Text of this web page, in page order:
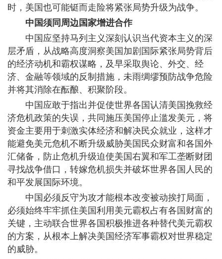
时，美国也可能铤而走险将紧张局势升级为战争。
中国须同周边国家增进合作
中国应坚持马列主义深刻认识当代资本主义的深
层矛盾，从战略高度洞察美国加剧国际紧张局势背后
的经济动机和霸权谋略，及早采取舆论、外交、经
济、金融等领域的反制措施，未雨绸缪预防战争危险
并将其消除在酝酿、积聚阶段。
中国应敢于指出并促使世界各国认清美国挽救经
济危机政策的失误，共同施压美国停止滥发美元，将
资金主要用于刺激实体经济和解决民众就业，这样才
能避免美元危机不断升级威胁美国民众财富和各国外
汇储备，防止危机升级迫使美国右翼和军工垄断财团
寻找战争借口，转嫁危机损失并破坏世界各国人民的
和平发展国际环境。
中国必须反守为攻才能根本改变被动挨打局面，
必须始终牢牢抓住美国利用美元霸权占有各国财富的
关键，主动联合世界各国积极推进各种替代美元霸权
的方案，从根本上解决美国经济军事霸权对世界稳定
的威胁。